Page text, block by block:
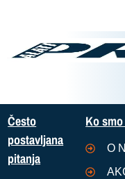
Često
postavljana
pitanja
Ko
O